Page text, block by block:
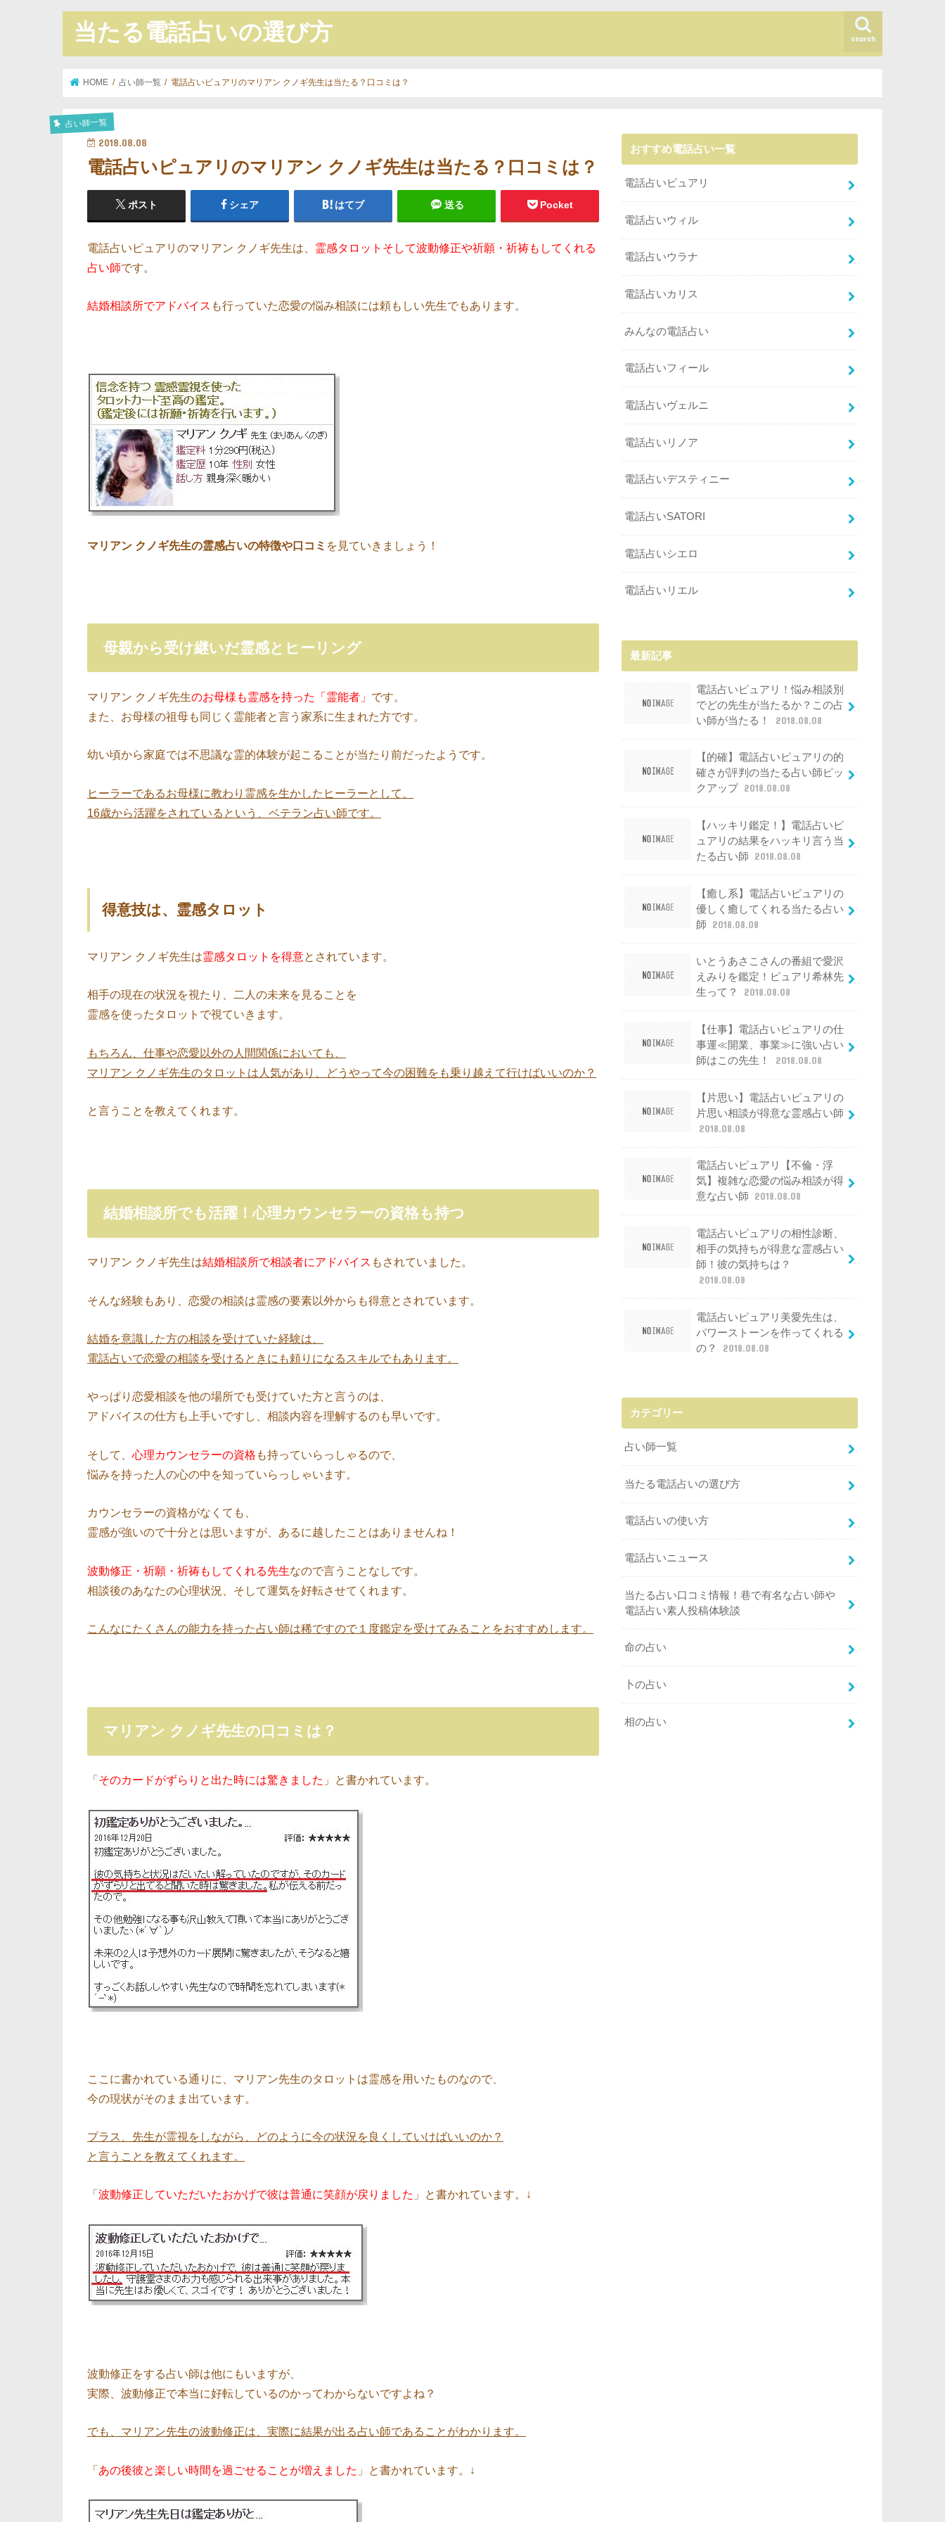
当たる電話占いの選び方 search
HOME 占い師一覧 電話占いピュアリのマリアン クノギ先生は当たる？口コミは？
占い師一覧
2018.08.08
電話占いピュアリのマリアン クノギ先生は当たる？口コミは？
ポスト シェア はてブ 送る Pocket
電話占いピュアリのマリアン クノギ先生は、 霊感タロットそして波動修正や祈願・祈祷もしてくれる
占い師です。
結婚相談所でアドバイス も行っていた恋愛の悩み相談には頼もしい先生でもあります。
マリアン クノギ先生の霊感占いの特徴や口コミ を見ていきましょう！
母親から受け継いだ霊感とヒーリング
マリアン クノギ先生のお母様も霊感を持った「霊能者」 です。
また、お母様の祖母も同じく霊能者と言う家系に生まれた方です。
幼い頃から家庭では不思議な霊的体験が起こることが当たり前だったようです。
ヒーラーであるお母様に教わり霊感を生かしたヒーラーとして、
16歳から活躍をされているという、ベテラン占い師です。
得意技は、霊感タロット
マリアン クノギ先生は霊感タロットを得意とされています。
相手の現在の状況を視たり、二人の未来を見ることを
霊感を使ったタロットで視ていきます。
もちろん、仕事や恋愛以外の人間関係においても、
マリアン クノギ先生のタロットは人気があり、どうやって今の困難をも乗り越えて行けばいいのか？
と言うことを教えてくれます。
結婚相談所でも活躍！心理カウンセラーの資格も持つ
マリアン クノギ先生は結婚相談所で相談者にアドバイス もされていました。
そんな経験もあり、恋愛の相談は霊感の要素以外からも得意とされています。
結婚を意識した方の相談を受けていた経験は、
電話占いで恋愛の相談を受けるときにも頼りになるスキルでもあります。
やっぱり恋愛相談を他の場所でも受けていた方と言うのは、
アドバイスの仕方も上手いですし、相談内容を理解するのも早いです。
そして、 心理カウンセラーの資格 も持っていらっしゃるので、
悩みを持った人の心の中を知っていらっしゃいます。
カウンセラーの資格がなくても、
霊感が強いので十分とは思いますが、あるに越したことはありませんね！
波動修正・祈願・祈祷もしてくれる先生なので言うことなしです。
相談後のあなたの心理状況、そして運気を好転させてくれます。
こんなにたくさんの能力を持った占い師は稀ですので１度鑑定を受けてみることをおすすめします。
マリアン クノギ先生の口コミは？
「 そのカードがずらりと出た時には驚きました 」と書かれています。
ここに書かれている通りに、マリアン先生のタロットは霊感を用いたものなので、
今の現状がそのまま出ています。
プラス、先生が霊視をしながら、どのように今の状況を良くしていけばいいのか？
と言うことを教えてくれます。
「 波動修正していただいたおかげで彼は普通に笑顔が戻りました 」と書かれています。↓
波動修正をする占い師は他にもいますが、
実際、波動修正で本当に好転しているのかってわからないですよね？
でも、マリアン先生の波動修正は、実際に結果が出る占い師であることがわかります。
「あの後彼と楽しい時間を過ごせることが増えました 」と書かれています。↓
おすすめ電話占い一覧
電話占いピュアリ
電話占いウィル
電話占いウラナ
電話占いカリス
みんなの電話占い
電話占いフィール
電話占いヴェルニ
電話占いリノア
電話占いデスティニー
電話占いSATORI
電話占いシエロ
電話占いリエル
最新記事
電話占いピュアリ！悩み相談別
でどの先生が当たるか？この占
い師が当たる！
2018.08.08
【的確】電話占いピュアリの的
確さが評判の当たる占い師ピッ
クアップ 2018.08.08
【ハッキリ鑑定！】電話占いピ
ュアリの結果をハッキリ言う当
たる占い師
2018.08.08
【癒し系】電話占いピュアリの
優しく癒してくれる当たる占い
師
2018.08.08
いとうあさこさんの番組で愛沢
えみりを鑑定！ピュアリ希林先
生って？
2018.08.08
【仕事】電話占いピュアリの仕
事運≪開業、事業≫に強い占い
師はこの先生！
2018.08.08
【片思い】電話占いピュアリの
片思い相談が得意な霊感占い師
2018.08.08
電話占いピュアリ【不倫・浮
気】複雑な恋愛の悩み相談が得
意な占い師
2018.08.08
電話占いピュアリの相性診断、
相手の気持ちが得意な霊感占い
師！彼の気持ちは？
2018.08.08
電話占いピュアリ美愛先生は、
パワーストーンを作ってくれる
の？
2018.08.08
カテゴリー
占い師一覧
当たる電話占いの選び方
電話占いの使い方
電話占いニュース
当たる占い口コミ情報！巷で有名な占い師や
電話占い素人投稿体験談
命の占い
卜の占い
相の占い